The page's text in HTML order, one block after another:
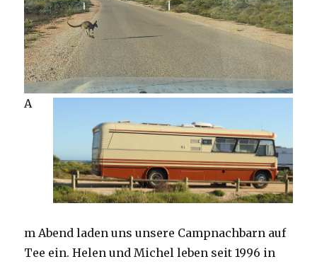
A
m Abend laden uns unsere Campnachbarn auf
Tee ein. Helen und Michel leben seit 1996 in